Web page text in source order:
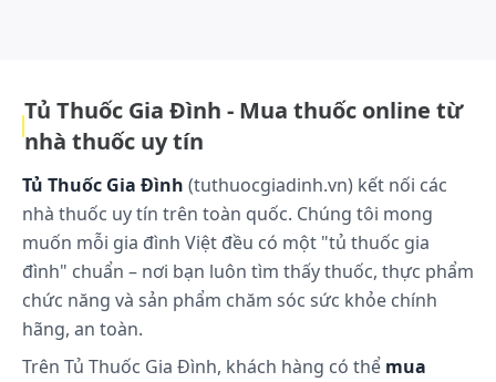
Tủ Thuốc Gia Đình - Mua thuốc online từ
nhà thuốc uy tín
Tủ Thuốc Gia Đình (tuthuocgiadinh.vn) kết nối các
nhà thuốc uy tín trên toàn quốc. Chúng tôi mong
muốn mỗi gia đình Việt đều có một "tủ thuốc gia
đình" chuẩn – nơi bạn luôn tìm thấy thuốc, thực phẩm
chức năng và sản phẩm chăm sóc sức khỏe chính
hãng, an toàn.
Trên Tủ Thuốc Gia Đình, khách hàng có thể mua